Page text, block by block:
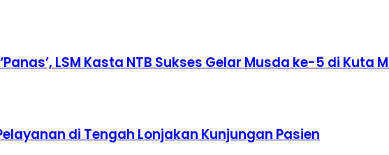
LSM Kasta NTB Sukses Gelar Musda ke-5 di Kuta
di Tengah Lonjakan Kunjungan Pasien